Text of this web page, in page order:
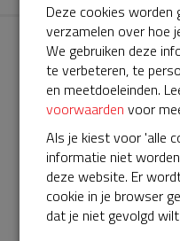
ServiceBuurtAED wordt
AED360-ProCardio. Net
de leverancier van het
Deze cookies
verzamelen over hoe
We gebruiken deze
te verbeteren, te
en meetdoeleinden.
voorwaarden voor
Als je kiest voor 'alle
informatie niet
deze website. Er
cookie in je browser
dat je niet gevolgd